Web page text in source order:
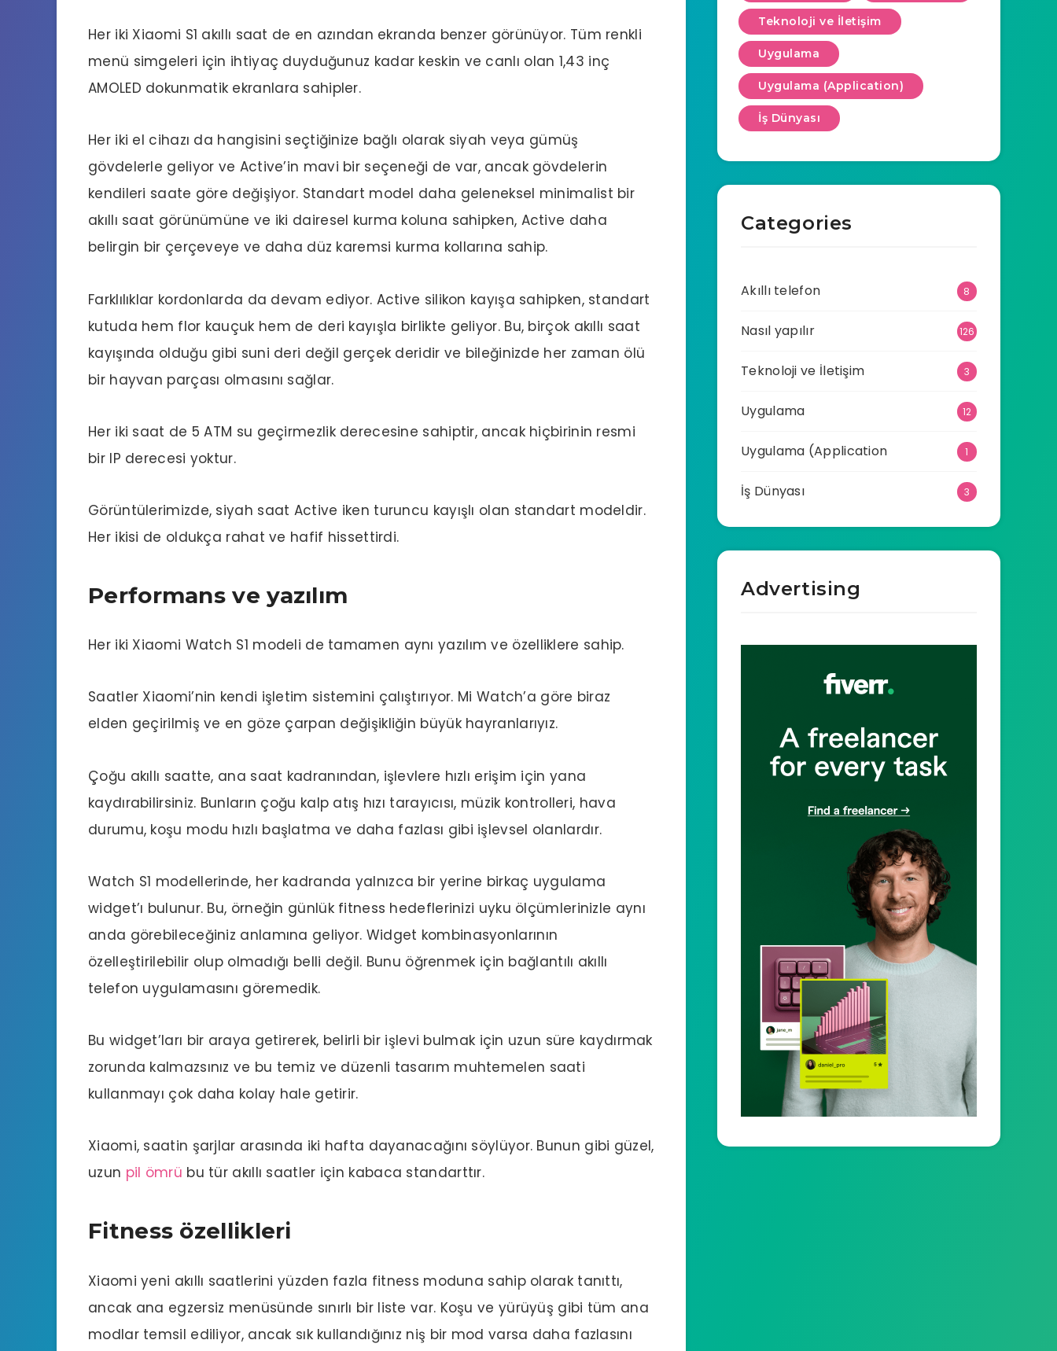
Her iki Xiaomi S1 akıllı saat de en azından ekranda benzer görünüyor. Tüm renkli
menü simgeleri için ihtiyaç duyduğunuz kadar keskin ve canlı olan 1,43 inç
AMOLED dokunmatik ekranlara sahipler.
Her iki el cihazı da hangisini seçtiğinize bağlı olarak siyah veya gümüş
gövdelerle geliyor ve Active’in mavi bir seçeneği de var, ancak gövdelerin
kendileri saate göre değişiyor. Standart model daha geleneksel minimalist bir
akıllı saat görünümüne ve iki dairesel kurma koluna sahipken, Active daha
belirgin bir çerçeveye ve daha düz karemsi kurma kollarına sahip.
Farklılıklar kordonlarda da devam ediyor. Active silikon kayışa sahipken, standart
kutuda hem flor kauçuk hem de deri kayışla birlikte geliyor. Bu, birçok akıllı saat
kayışında olduğu gibi suni deri değil gerçek deridir ve bileğinizde her zaman ölü
bir hayvan parçası olmasını sağlar.
Her iki saat de 5 ATM su geçirmezlik derecesine sahiptir, ancak hiçbirinin resmi
bir IP derecesi yoktur.
Görüntülerimizde, siyah saat Active iken turuncu kayışlı olan standart modeldir.
Her ikisi de oldukça rahat ve hafif hissettirdi.
Performans ve yazılım
Her iki Xiaomi Watch S1 modeli de tamamen aynı yazılım ve özelliklere sahip.
Saatler Xiaomi’nin kendi işletim sistemini çalıştırıyor. Mi Watch’a göre biraz
elden geçirilmiş ve en göze çarpan değişikliğin büyük hayranlarıyız.
Çoğu akıllı saatte, ana saat kadranından, işlevlere hızlı erişim için yana
kaydırabilirsiniz. Bunların çoğu kalp atış hızı tarayıcısı, müzik kontrolleri, hava
durumu, koşu modu hızlı başlatma ve daha fazlası gibi işlevsel olanlardır.
Watch S1 modellerinde, her kadranda yalnızca bir yerine birkaç uygulama
widget’ı bulunur. Bu, örneğin günlük fitness hedeflerinizi uyku ölçümlerinizle aynı
anda görebileceğiniz anlamına geliyor. Widget kombinasyonlarının
özelleştirilebilir olup olmadığı belli değil. Bunu öğrenmek için bağlantılı akıllı
telefon uygulamasını göremedik.
Bu widget’ları bir araya getirerek, belirli bir işlevi bulmak için uzun süre kaydırmak
zorunda kalmazsınız ve bu temiz ve düzenli tasarım muhtemelen saati
kullanmayı çok daha kolay hale getirir.
Xiaomi, saatin şarjlar arasında iki hafta dayanacağını söylüyor. Bunun gibi güzel,
uzun pil ömrü bu tür akıllı saatler için kabaca standarttır.
Fitness özellikleri
Xiaomi yeni akıllı saatlerini yüzden fazla fitness moduna sahip olarak tanıttı,
ancak ana egzersiz menüsünde sınırlı bir liste var. Koşu ve yürüyüş gibi tüm ana
modlar temsil ediliyor, ancak sık kullandığınız niş bir mod varsa daha fazlasını
Teknoloji ve İletişim
Uygulama
Uygulama (Application)
İş Dünyası
Categories
Akıllı telefon 8
Nasıl yapılır 126
Teknoloji ve İletişim 3
Uygulama 12
Uygulama (Application 1
İş Dünyası 3
Advertising